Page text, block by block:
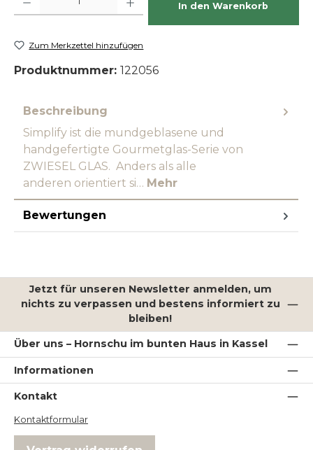
In den Warenkorb
Zum Merkzettel hinzufügen
Produktnummer: 122056
Beschreibung
Simplify ist die mundgeblasene und
handgefertigte Gourmetglas-Serie von
ZWIESEL GLAS. Anders als alle
anderen orientiert si… Mehr
Bewertungen
Jetzt für unseren Newsletter anmelden, um
nichts zu verpassen und bestens informiert zu
bleiben!
Über uns – Hornschu im bunten Haus in Kassel
Informationen
Kontakt
Kontaktformular